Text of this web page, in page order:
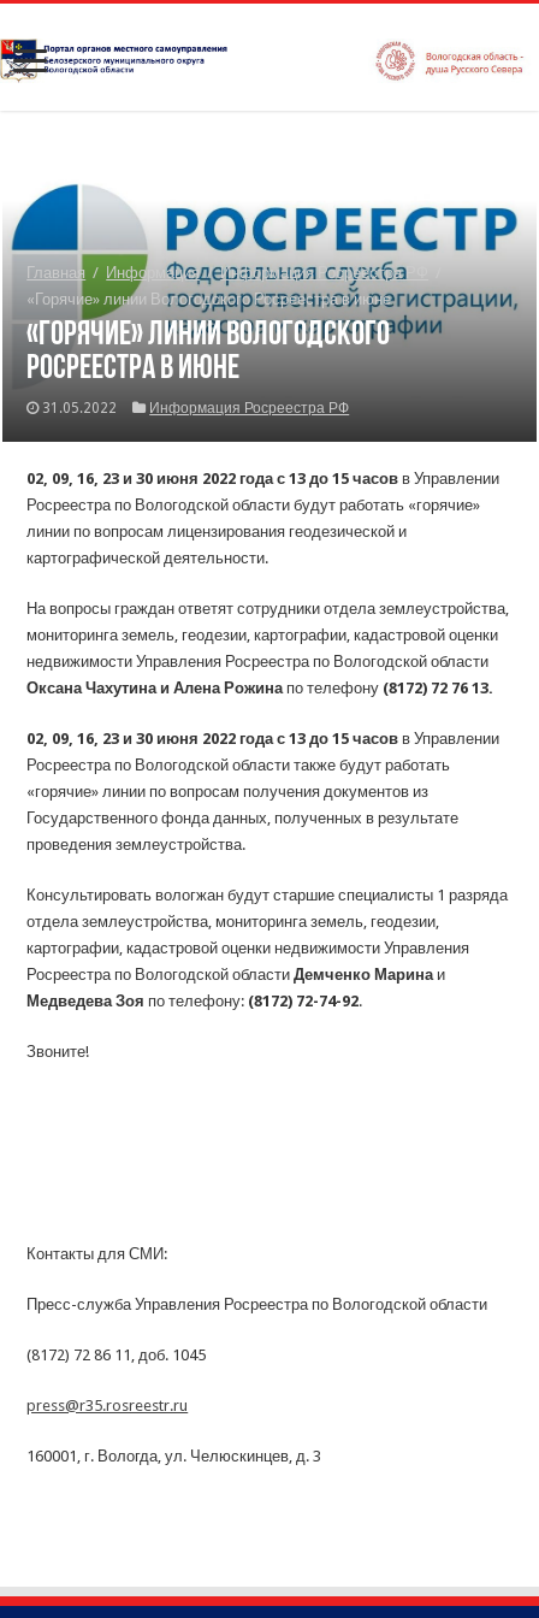
Главная / Информация / Информация Росреестра РФ
«Горячие» линии Вологодского Росреестра в июне
«Горячие» линии Вологодского
Росреестра в июне
31.05.2022 Информация Росреестра РФ
02, 09, 16, 23 и 30 июня 2022 года с 13 до 15 часов в Управлении
Росреестра по Вологодской области будут работать «горячие»
линии по вопросам лицензирования геодезической и
картографической деятельности.
На вопросы граждан ответят сотрудники отдела землеустройства,
мониторинга земель, геодезии, картографии, кадастровой оценки
недвижимости Управления Росреестра по Вологодской области
Оксана Чахутина и Алена Рожина по телефону (8172) 72 76 13.
02, 09, 16, 23 и 30 июня 2022 года с 13 до 15 часов в Управлении
Росреестра по Вологодской области также будут работать
«горячие» линии по вопросам получения документов из
Государственного фонда данных, полученных в результате
проведения землеустройства.
Консультировать вологжан будут старшие специалисты 1 разряда
отдела землеустройства, мониторинга земель, геодезии,
картографии, кадастровой оценки недвижимости Управления
Росреестра по Вологодской областиДемченко Марина и
Медведева Зоя по телефону: (8172) 72-74-92.
Звоните!
Контакты для СМИ:
Пресс-служба Управления Росреестра по Вологодской области
(8172) 72 86 11, доб. 1045
press@r35.rosreestr.ru
160001, г. Вологда, ул. Челюскинцев, д. 3